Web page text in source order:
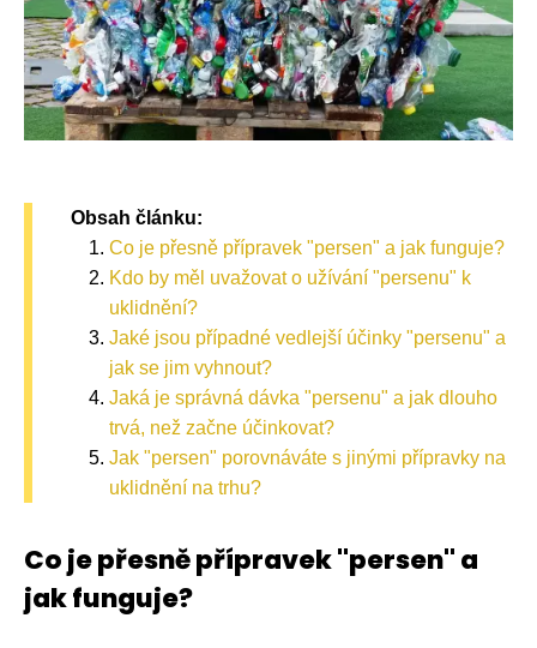
Obsah článku:
Co je přesně přípravek "persen" a jak funguje?
Kdo by měl uvažovat o užívání "persenu" k
uklidnění?
Jaké jsou případné vedlejší účinky "persenu" a
jak se jim vyhnout?
Jaká je správná dávka "persenu" a jak dlouho
trvá, než začne účinkovat?
Jak "persen" porovnáváte s jinými přípravky na
uklidnění na trhu?
Co je přesně přípravek "persen" a
jak funguje?